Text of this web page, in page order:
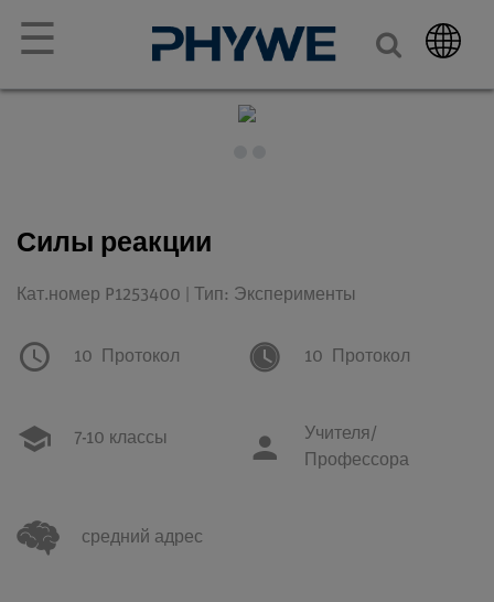
☰
Силы реакции
Кат.номер P1253400 | Тип: Эксперименты
10 Протокол 10 Протокол
7-10 классы
Учителя/
Профессора
средний адрес